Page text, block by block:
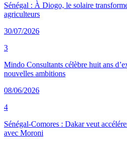
Sénégal : À Diogo, le solaire
agriculteurs
30/07/2026
3
Mindo Consultants célèbre huit ans
nouvelles ambitions
08/06/2026
4
Sénégal-Comores : Dakar veut
avec Moroni